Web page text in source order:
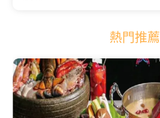
熱門推薦